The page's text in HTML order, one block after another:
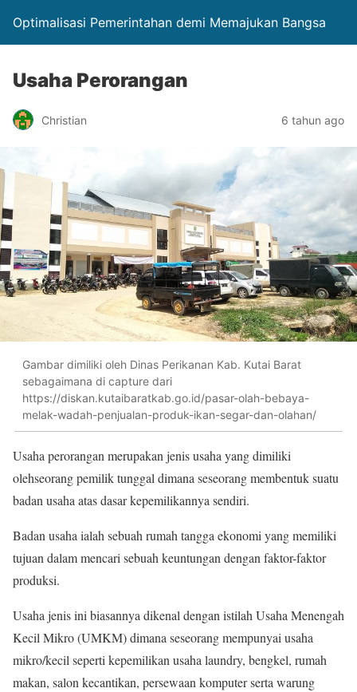
Optimalisasi Pemerintahan demi Memajukan Bangsa
Usaha Perorangan
Christian 6 tahun ago
Gambar dimiliki oleh Dinas Perikanan Kab. Kutai Barat
sebagaimana di capture dari
https://diskan.kutaibaratkab.go.id/pasar-olah-bebaya-
melak-wadah-penjualan-produk-ikan-segar-dan-olahan/
Usaha perorangan merupakan jenis usaha yang dimiliki
olehseorang pemilik tunggal dimana seseorang membentuk suatu
badan usaha atas dasar kepemilikannya sendiri.
Badan usaha ialah sebuah rumah tangga ekonomi yang memiliki
tujuan dalam mencari sebuah keuntungan dengan faktor-faktor
produksi.
Usaha jenis ini biasannya dikenal dengan istilah Usaha Menengah
Kecil Mikro (UMKM) dimana seseorang mempunyai usaha
mikro/kecil seperti kepemilikan usaha laundry, bengkel, rumah
makan, salon kecantikan, persewaan komputer serta warung